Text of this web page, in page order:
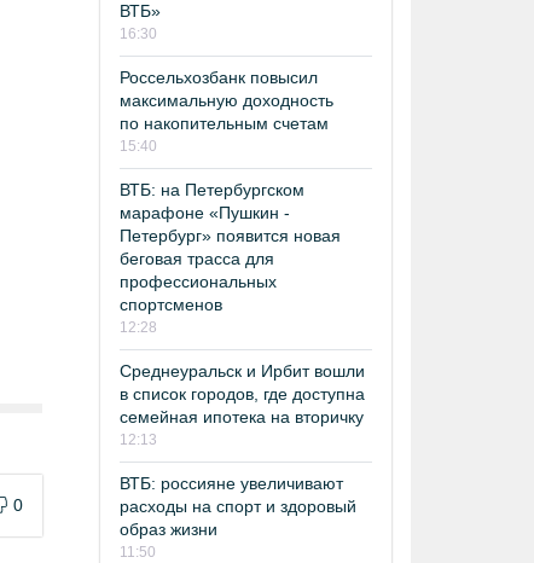
0
ВТБ»
16:30
Россельхозбанк повысил
максимальную доходность
по накопительным счетам
15:40
ВТБ: на Петербургском
марафоне «Пушкин -
Петербург» появится новая
беговая трасса для
профессиональных
спортсменов
12:28
Среднеуральск и Ирбит вошли
в список городов, где доступна
семейная ипотека на вторичку
12:13
ВТБ: россияне увеличивают
расходы на спорт и здоровый
образ жизни
11:50